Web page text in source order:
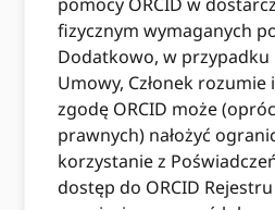
fizycznym wymaganych
Dodatkowo, w przypadku
Umowy, Członek rozumie
zgodę ORCID może
prawnych) nałożyć
korzystanie z
dostęp do ORCID